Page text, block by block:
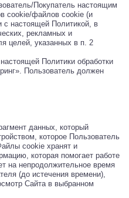
Покупатель настоящим
cookie/файлов cookie (и
с настоящей Политикой, в
рекламных и
целей, указанных в п. 2
Политики обработки
Пользователь должен
данных, который
которое Пользователь
cookie хранят и
которая помогает работе
на непродолжительное время
(до истечения времени),
Сайта в выбранном